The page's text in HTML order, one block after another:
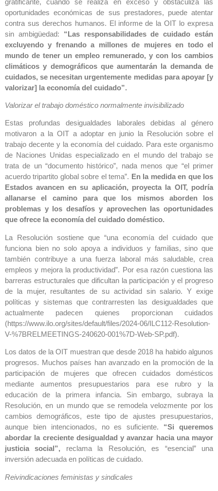
oportunidades económicas de sus prestadores, puede atentar
contra sus derechos humanos. El informe de la OIT lo expresa
sin ambigüedad: “Las responsabilidades de cuidado están
excluyendo y frenando a millones de mujeres en todo el
mundo de tener un empleo remunerado, y con los cambios
climáticos y demográficos que aumentarán la demanda de
cuidados, se necesitan urgentemente medidas para apoyar [y
valorizar] la economía del cuidado”.
Valorizar el trabajo doméstico normalmente invisibilizado
Estas profundas desigualdades laborales debidas al género
motivaron a la OIT a adoptar en junio la Resolución sobre el
trabajo decente y la economía del cuidado. Para este organismo
de Naciones Unidas especializado en el mundo del trabajo se
trata de un “documento histórico”, nada menos que “el primer
acuerdo tripartito global sobre el tema”. En la medida en que los
Estados avancen en su aplicación, proyecta la OIT, podría
allanarse el camino para que los mismos aborden los
problemas y los desafíos y aprovechen las oportunidades
que ofrece la economía del cuidado doméstico.
La Resolución sostiene que “una economía del cuidado que
funciona bien no solo apoya a individuos y familias, sino que
también contribuye a una fuerza laboral más saludable, crea
empleos y mejora la productividad”. Por esa razón cuestiona las
barreras estructurales que dificultan la participación y el progreso
de la mujer, resultantes de su actividad sin salario. Y exige
políticas y sistemas que contrarresten las desigualdades que
actualmente padecen quienes proporcionan cuidados
(https://www.ilo.org/sites/default/files/2024-06/ILC112-Resolution-
V-%7BRELMEETINGS-240620-001%7D-Web-SP.pdf).
Los datos de la OIT muestran que desde 2018 ha habido algunos
progresos. Muchos países han avanzado en la promoción de la
participación de mujeres que ofrecen cuidados domésticos
mediante aumentos presupuestarios para ese rubro y la
educación de la primera infancia. Sin embargo, subraya la
Resolución, en un mundo que se remodela velozmente por los
cambios demográficos, este tipo de ajustes presupuestarios,
aunque bien intencionados, no es suficiente. “Si queremos
abordar la creciente desigualdad y avanzar hacia una mayor
justicia social”, reclama la Resolución, es “esencial” una
inversión adecuada en políticas de cuidado.
Reivindicaciones feministas y sindicales